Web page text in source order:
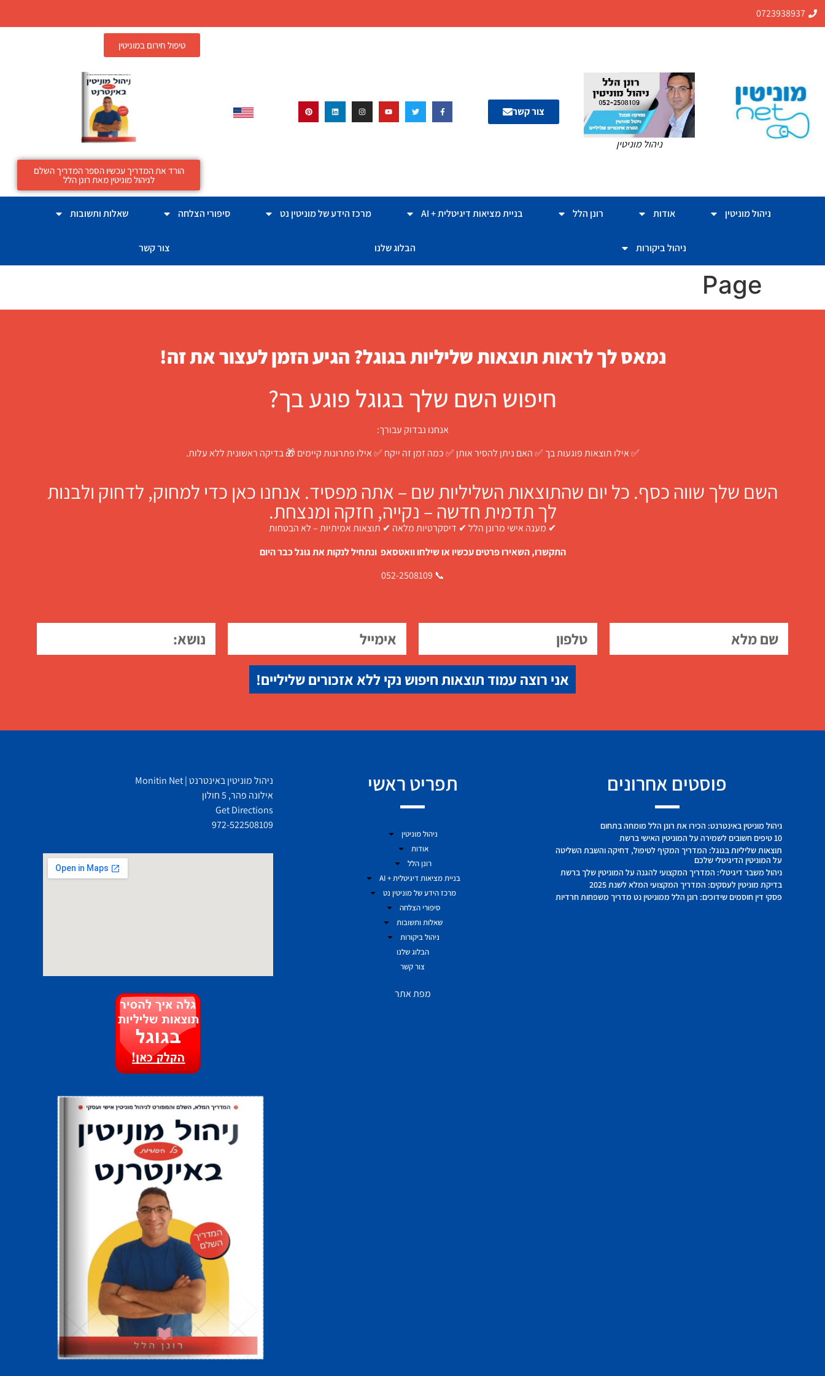
0723938937
ניהול מוניטין
צור קשר
טיפול חירום במוניטין
הורד את המדריך עכשיו הספר המדריך השלם
לניהול מוניטין מאת רונן הלל
ניהול מוניטין אודות רונן הלל בניית מציאות דיגיטלית + AI מרכז הידע של מוניטין נט סיפורי הצלחה שאלות ותשובות
ניהול ביקורות הבלוג שלנו צור קשר
Page
נמאס לך לראות תוצאות שליליות בגוגל? הגיע הזמן לעצור את זה!
חיפוש השם שלך בגוגל פוגע בך?
אנחנו נבדוק עבורך:
✅ אילו תוצאות פוגעות בך ✅ האם ניתן להסיר אותן ✅ כמה זמן זה ייקח ✅ אילו פתרונות קיימים 🎁 בדיקה ראשונית ללא עלות.
השם שלך שווה כסף. כל יום שהתוצאות השליליות שם – אתה מפסיד. אנחנו כאן כדי למחוק, לדחוק ולבנות
לך תדמית חדשה – נקייה, חזקה ומנצחת.
✔ מענה אישי מרונן הלל ✔ דיסקרטיות מלאה ✔ תוצאות אמיתיות – לא הבטחות
התקשרו, השאירו פרטים עכשיו או שילחו וואטסאפ ונתחיל לנקות את גוגל כבר היום
📞 052-2508109
אני רוצה עמוד תוצאות חיפוש נקי ללא אזכורים שליליים!
פוסטים אחרונים
ניהול מוניטין באינטרנט: הכירו את רונן הלל מומחה בתחום
10 טיפים חשובים לשמירה על המוניטין האישי ברשת
תוצאות שליליות בגוגל: המדריך המקיף לטיפול, דחיקה והשבת השליטה
על המוניטין הדיגיטלי שלכם
ניהול משבר דיגיטלי: המדריך המקצועי להגנה על המוניטין שלך ברשת
בדיקת מוניטין לעסקים: המדריך המקצועי המלא לשנת 2025
פסקי דין חוסמים שידוכים: רונן הלל ממוניטין נט מדריך משפחות חרדיות
תפריט ראשי
ניהול מוניטין
אודות
רונן הלל
בניית מציאות דיגיטלית + AI
מרכז הידע של מוניטין נט
סיפורי הצלחה
שאלות ותשובות
ניהול ביקורות
הבלוג שלנו
צור קשר
מפת אתר
ניהול מוניטין באינטרנט | Monitin Net
אילונה פהר, 5 חולון
Get Directions
972-522508109